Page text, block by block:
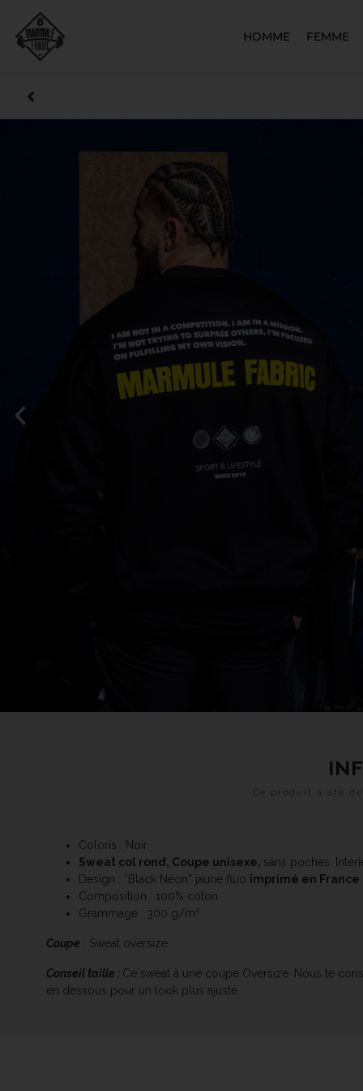
HOMME FEMME
Ce produit a été
Coloris : Noir
Sweat col rond, Coupe unisexe, sans poches.
Design : “Black Néon” jaune fluo imprimé en France
Composition : 100% coton
Grammage : 300 g/m²
Coupe : Sweat oversize
Conseil taille : Ce sweat à une coupe Oversize. Nous te
en dessous pour un look plus ajusté.